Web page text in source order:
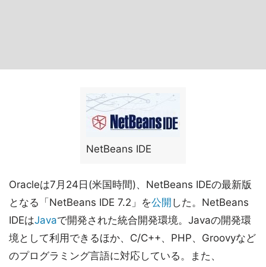
NetBeans IDE
Oracleは7月24日(米国時間)、NetBeans IDEの最新版
となる「NetBeans IDE 7.2」を公開 した。NetBeans
IDEはJavaで開発された統合開発環境。Javaの開発環
境として利用できるほか、C/C++、PHP、Groovyなど
のプログラミング言語に対応している。また、